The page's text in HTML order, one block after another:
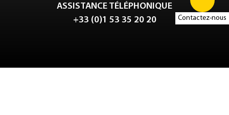
Contactez-nous
ASSISTANCE TÉLÉPHONIQUE
+33 (0)1 53 35 20 20